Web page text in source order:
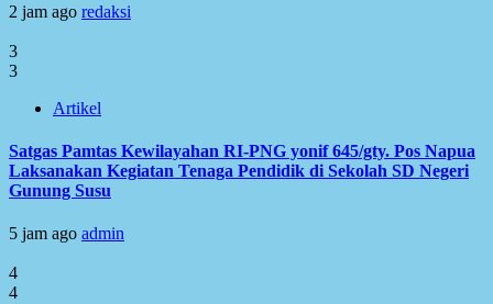
2 jam ago redaksi
3
3
Artikel
Satgas Pamtas Kewilayahan RI-PNG yonif 645/gty. Pos Napua
Laksanakan Kegiatan Tenaga Pendidik di Sekolah SD Negeri
Gunung Susu
5 jam ago admin
4
4